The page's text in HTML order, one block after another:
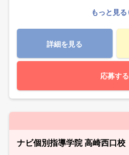
もっと見る
詳細を見る
応募する
ナビ個別指導学院 高崎西口校